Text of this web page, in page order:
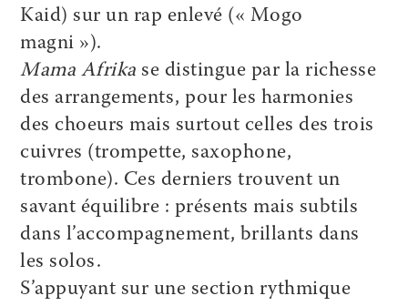
Kaid) sur un rap enlevé (« Mogo
magni »).
Mama Afrika se distingue par la richesse
des arrangements, pour les harmonies
des choeurs mais surtout celles des trois
cuivres (trompette, saxophone,
trombone). Ces derniers trouvent un
savant équilibre : présents mais subtils
dans l’accompagnement, brillants dans
les solos.
S’appuyant sur une section rythmique